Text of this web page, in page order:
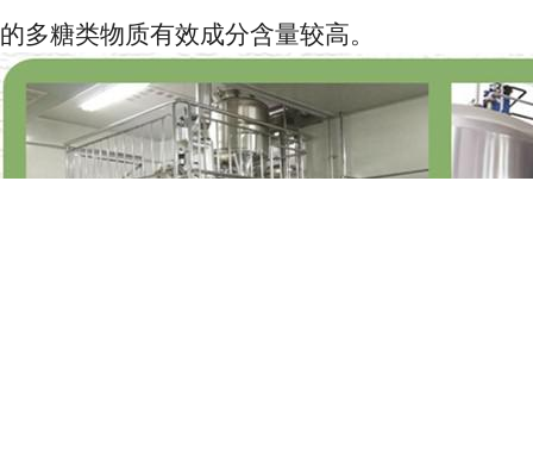
的多糖类物质有效成分含量较高。